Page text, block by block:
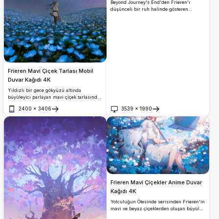
Frieren Mavi Çiçek Tarlası Mobil
Duvar Kağıdı 4K
Yıldızlı bir gece gökyüzü altında
büyüleyici parlayan mavi çiçek tarlasında
gösteren muhteşem yüksek çözünürlüklü
mobil duvar kağıdı. Samanyolu sahneyi
aydınlatarak, nefes kesici fantastik
manzaralar arayan anime tutkunları için
mükemmel, büyülü ve dingin bir atmosfer
yaratıyor.
2400 × 3406
Aç
Beyond Journey's End'den Frieren'ı
düşünceli bir ruh halinde gösteren
3539 × 1990
Aç
Frieren Mavi Çiçekler Anime Duvar
Kağıdı 4K
Yolculuğun Ötesinde serisinden Frieren'in
mavi ve beyaz çiçeklerden oluşan büyülü